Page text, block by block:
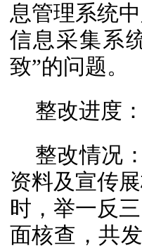
息管理系统
信息采集系
致”的问题。
整改进度
整改情况
资料及宣传
时，举一反
面核查，共